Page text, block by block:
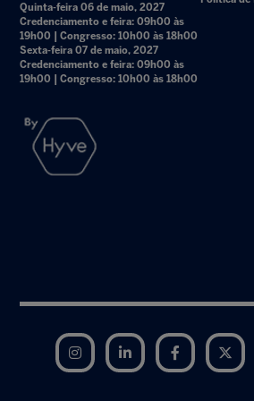
Quinta-feira 06 de maio, 2027
Credenciamento e feira: 09h00 às
19h00 | Congresso: 10h00 às 18h00
Sexta-feira 07 de maio, 2027
Credenciamento e feira: 09h00 às
19h00 | Congresso: 10h00 às 18h00
Instagram LinkedIn Facebook